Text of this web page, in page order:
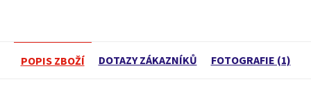
POPIS ZBOŽÍ DOTAZY ZÁKAZNÍKŮ FOTOGRAFIE (1)